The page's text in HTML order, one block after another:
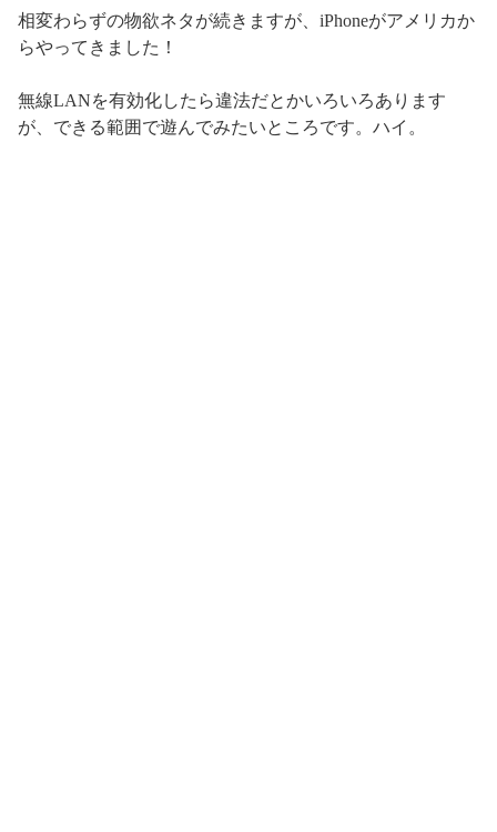
相変わらずの物欲ネタが続きますが、iPhoneがアメリカか
らやってきました！
無線LANを有効化したら違法だとかいろいろあります
が、できる範囲で遊んでみたいところです。ハイ。